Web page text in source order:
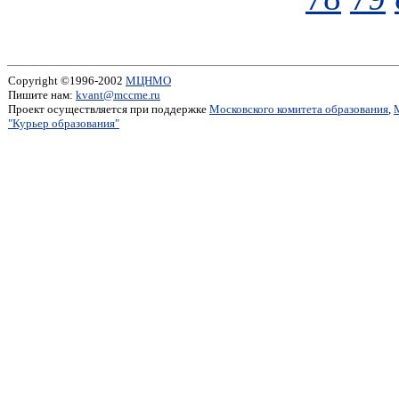
Copyright ©1996-2002 МЦНМО
Пишите нам: kvant@mccme.ru
Проект осуществляется при поддержке Московского комитета образования,
"Курьер образования"